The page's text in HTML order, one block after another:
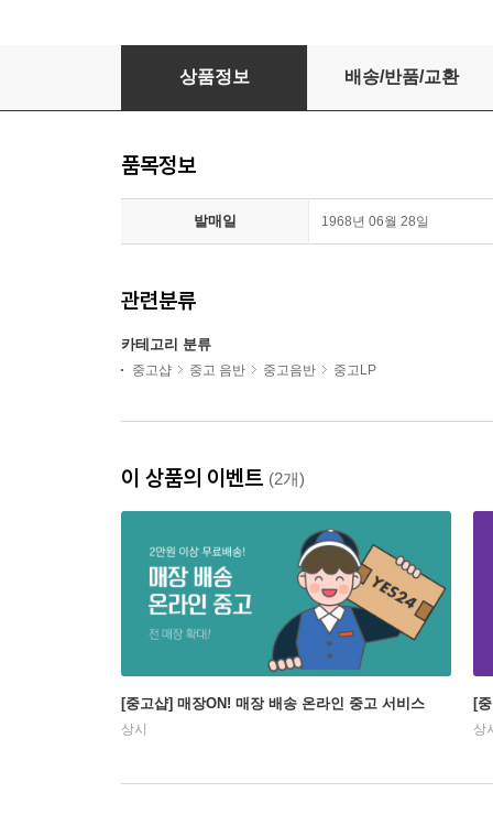
LP 드라마 레코오드 삼국지 9LP
상품정보 배송/반품/교환
품목정보
발매일 1968년 06월 28일
관련분류
카테고리 분류
중고샵 중고 음반 중고음반 중고LP
이 상품의 이벤트 (2개)
[중고샵] 매장ON! 매장 배송 온라인 중고 서비스
상시
[
상